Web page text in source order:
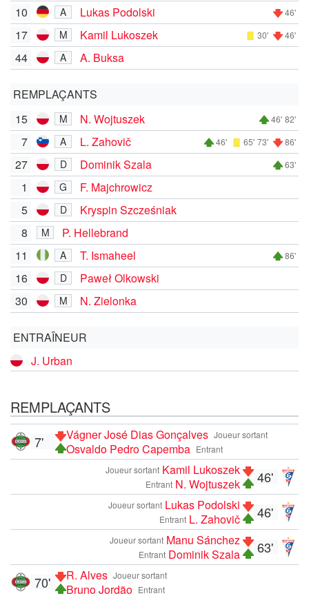
10 A Lukas Podolski 46'
17 M Kamil Lukoszek 30' 46'
44 A A. Buksa
REMPLAÇANTS
15
M N. Wojtuszek 46' 82'
7 A L. Zahovič 46' 65' 73' 86'
27 D Dominik Szala 63'
1 G
F. Majchrowicz
5
D
Kryspin Szcześniak
8
M
P. Hellebrand
11
A T. Ismaheel 86'
16 D
Paweł Olkowski
30
M N. Zielonka
ENTRAÎNEUR
J. Urban
REMPLAÇANTS
Joueur sortant
Vágner José Dias Gonçalves
Entrant
Osvaldo Pedro Capemba
7'
46'
Joueur sortant Kamil Lukoszek
Entrant N. Wojtuszek
46'
Joueur sortant Lukas Podolski
Entrant L. Zahovič
63'
Joueur sortant Manu Sánchez
Entrant Dominik Szala
Joueur sortant
R. Alves
Entrant
Bruno Jordão
70'